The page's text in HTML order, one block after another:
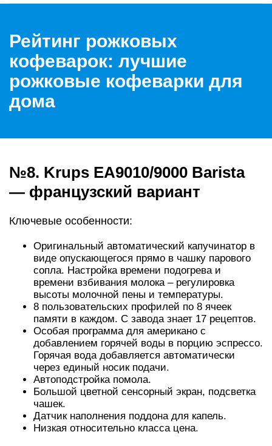
Рейтинг рожковых
кофеварок: лучшие
рожковые кофеварки для
дома
№8. Krups EA9010/9000 Barista
— французский вариант
Ключевые особенности:
Оригинальный автоматический капучинатор в
виде опускающегося прямо в чашку парового
сопла. Настройка времени подогрева и
времени взбивания молока – регулировка
высоты молочной пены и температуры.
8 пользовательских профилей по 8 ячеек
памяти в каждом. С завода знает 17 рецептов.
Особая программа для американо с
добавлением горячей воды в порцию эспрессо.
Горячая вода добавляется автоматически
через единый носик подачи.
Автоподстройка помола.
Большой цветной сенсорный экран, подсветка
чашек.
Датчик наполнения поддона для капель.
Низкая относительно класса цена.